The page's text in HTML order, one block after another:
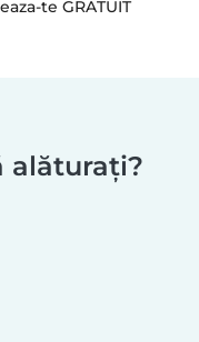
te GRATUIT
alăturați?